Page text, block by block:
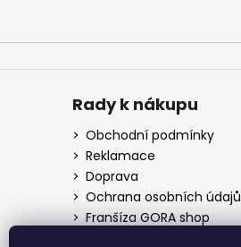
Rady k nákupu
Obchodní podmínky
Reklamace
Doprava
Ochrana osobních údajů
Franšíza GORA shop